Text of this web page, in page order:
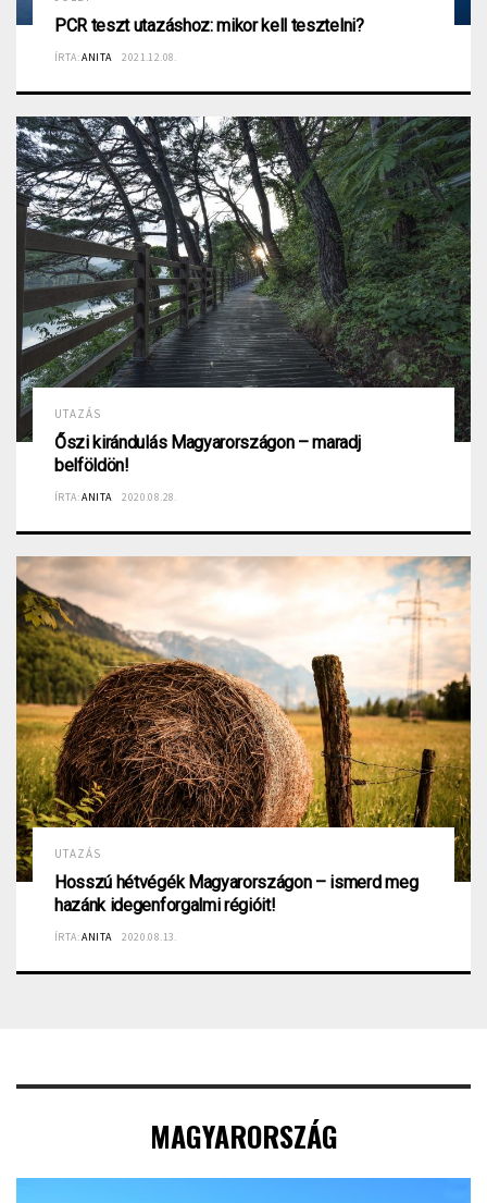
PCR teszt utazáshoz: mikor kell tesztelni?
ÍRTA:ANITA 2021.12.08.
UTAZÁS
Őszi kirándulás Magyarországon – maradj
belföldön!
ÍRTA:ANITA 2020.08.28.
UTAZÁS
Hosszú hétvégék Magyarországon – ismerd meg
hazánk idegenforgalmi régióit!
ÍRTA:ANITA 2020.08.13.
MAGYARORSZÁG